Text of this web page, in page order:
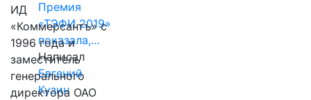
Премия
«ТЭФИ 2019»
показала,…
Написал
Евгений
Кузин
ИД
«Коммерсантъ» с
1996 года и
заместитель
генерального
директора ОАО